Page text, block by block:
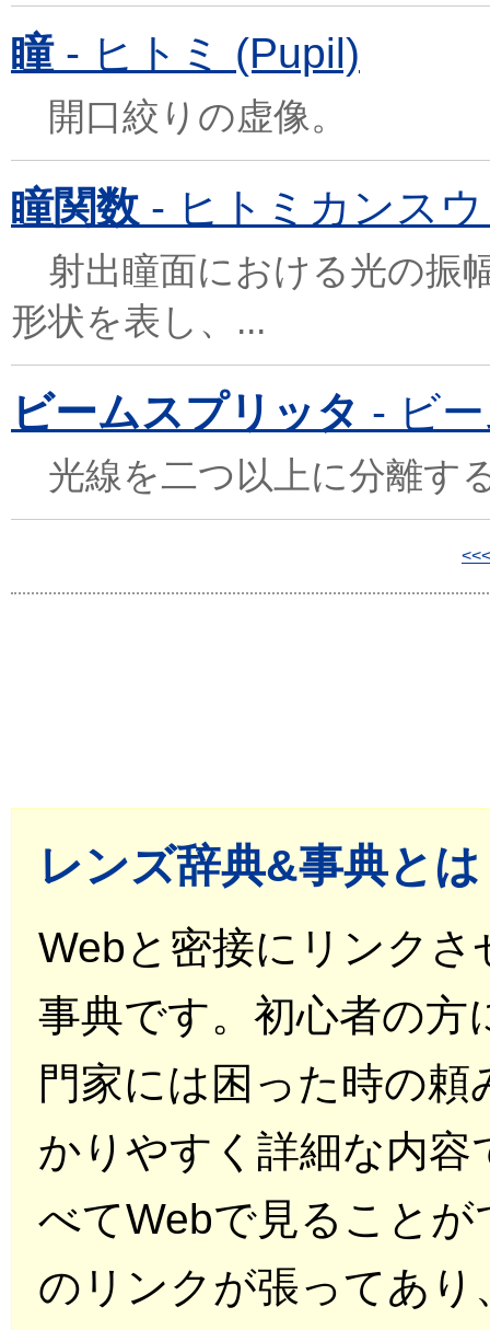
瞳- ヒトミ (Pupil)
開口絞りの虚像。
瞳関数 - ヒトミカンス
射出瞳面における光の振
形状を表し、...
ビームスプリッタ - ビ
光線を二つ以上に分離す
<<<
レンズ辞典&事典と
Webと密接にリンク
事典です。初心者の方
門家には困った時の
かりやすく詳細な内容
べてWebで見ること
のリンクが張ってあ